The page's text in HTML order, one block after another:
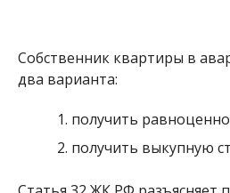
Собственник квартиры в
два варианта:
получить
получить выкупную